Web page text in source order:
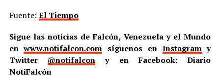
Fuente: El Tiempo
Sigue las noticias de Falcón, Venezuela y el Mundo
enwww.notifalcon.com síguenos en Instagramy
Twitter @notifalcon y en Facebook: Diario
NotiFalcón